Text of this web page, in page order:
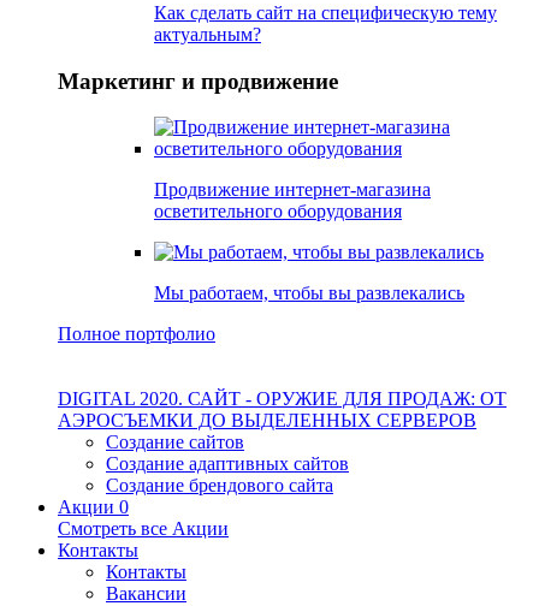
Как сделать сайт на специфическую тему
актуальным?
Маркетинг и продвижение
Продвижение интернет-магазина
осветительного оборудования
Мы работаем, чтобы вы развлекались
Полное портфолио
DIGITAL 2020. САЙТ - ОРУЖИЕ ДЛЯ ПРОДАЖ: ОТ
АЭРОСЪЕМКИ ДО ВЫДЕЛЕННЫХ СЕРВЕРОВ
Создание сайтов
Создание адаптивных сайтов
Создание брендового сайта
Акции 0
Смотреть все Акции
Контакты
Контакты
Вакансии